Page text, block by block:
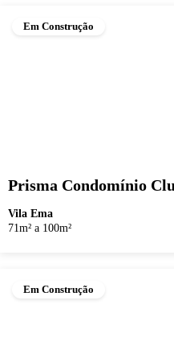
Em Construção
Prisma Condomínio
Vila Ema
71m² a 100m²
Em Construção